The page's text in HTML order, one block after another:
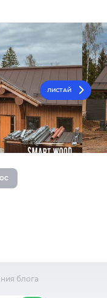
ЛИСТАЙ
блога